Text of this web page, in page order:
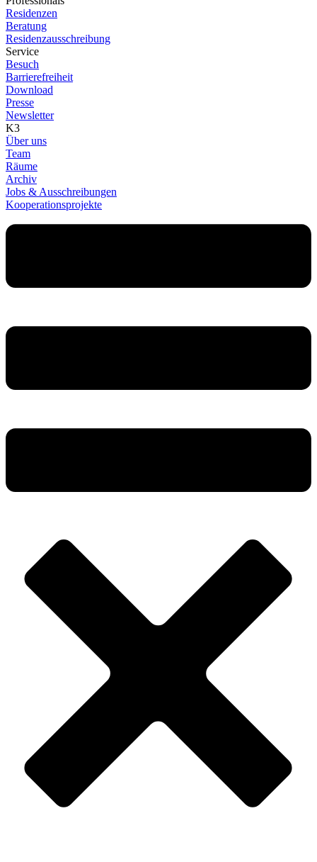
Residenzen
Beratung
Residenzausschreibung
Service
Besuch
Barrierefreiheit
Download
Presse
Newsletter
K3
Über uns
Team
Räume
Archiv
Jobs & Ausschreibungen
Kooperationsprojekte